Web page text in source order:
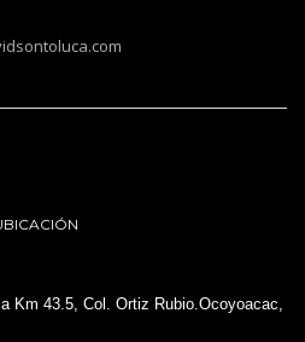
Km 43.5, Col. Ortiz Rubio.Ocoyoacac,